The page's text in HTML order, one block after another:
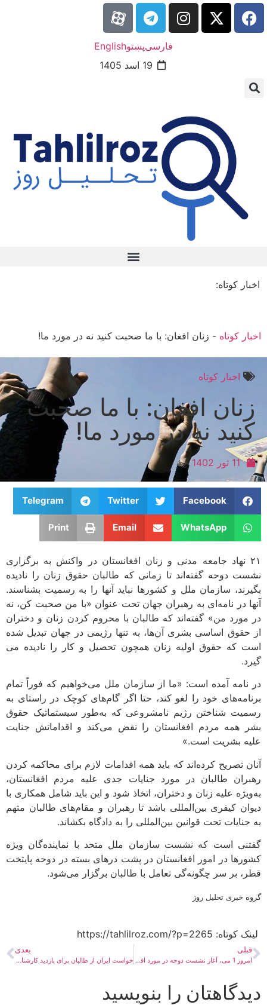
فارسیپښتوEnglish
19 اسد 1405
اخبار کوتاه:
اخبار کوتاه - زنان افغان: با ما صحبت کنید نه در مورد ما!
اخبار کوتاه
زنان افغان: با ما صحبت
کنید نه در مورد ما!
11 ثور 1402
Facebook
Twitter
Telegram
WhatsApp
Email
Print
۲۱ نهاد جامعه مدنی و زنان افغانستان در واکنش به برگزاری
نشست دوحه گفته‌اند تا زمانی که طالبان حقوق زنان را نادیده
بگیرند، سازمان ملل و کشورها نباید آنها را به رسمیت بشناسند.
آنها در نامه‌ای به رهبران جهان تحت عنوان «با من صحبت کن، نه
در مورد من» گفته‌اند که طالبان با محروم کردن زنان و دختران
از حقوق اساسی بشری آن‌ها، به تنها رژیمی در جهان تبدیل شده
است که حقوق اولیه زنان همچون تحصیل و کار را نادیده می
گیرد.
در نامه آمده است: «ما از سازمان ملل می‌خواهیم که فوراً تمام
برنامه‌های خود را لغو کند، حتا اگر گام‌های کوچک در راستای به
رسمیت شناختن رژیم نامشروعی که به‌طور سیستماتیک حقوق
بشر همه مردم افغانستان را نقض می‌کند و اقداماتش جنایت
علیه بشریت است.»
آنان تصریح کرده‌اند که باید همه اقدامات لازم برای محاکمه کردن
رهبران طالبان در مورد جنایات جدی علیه مردم افغانستان،
به‌ویژه علیه زنان و دختران، اتخاذ شود و این باید شامل همکاری با
دیوان کیفری بین‌المللی باشد تا رهبران و مقام‌های طالبان متهم
به جنایات تحت قوانین بین‌المللی را به دادگاه بکشاند.
گفتنی است که نشست سازمان ملل متحد با نماینده‌گان ویژه
کشورها در امور افغانستان در پشت درهای بسته در دوحه پایتخت
قطر، بر سر چگونه‌گی تعامل با طالبان برگزار می‌شود.
گروه خبری تحلیل روز
لینک کوتاه:​ https://tahlilroz.com/?p=2265
قبلی
امروز 1 می، آغاز نشست دوحه در مورد افغانستان پشت درهای بسته
بعدی
خواست ایران از طالبان برای بازدید کارشناسان از بند کمال خان
دیدگاهتان را بنویسید